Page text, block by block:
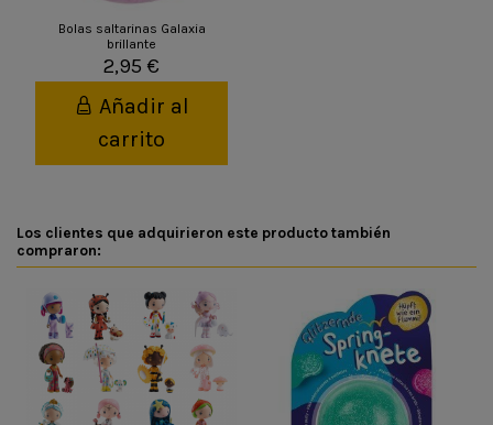
Bolas saltarinas Galaxia
brillante
2,95 €
Añadir al
carrito
Los clientes que adquirieron este producto también
compraron: